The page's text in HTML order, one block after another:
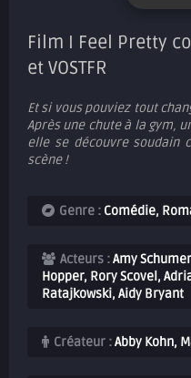
Film I Feel Pretty
et VOSTFR
Et si vous pouviez tout
Après une chute à la gym,
elle se découvre soudain
scène !
Genre : Comédie,
Acteurs :Amy
Hopper, Rory Scovel,
Ratajkowski, Aidy Bryant
Créateur :Abby Kohn,